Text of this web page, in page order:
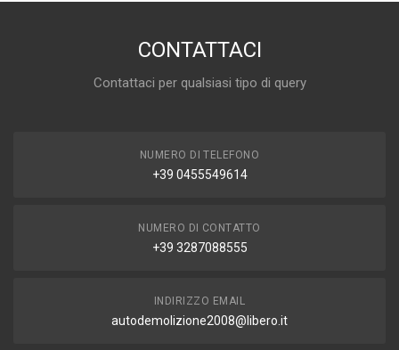
IN MAGAZZINO (1 DISPONIBILE/I)
FIAT Marea Weekend
CONTATTACI
Contattaci per qualsiasi tipo di query
NUMERO DI TELEFONO
+39 0455549614
NUMERO DI CONTATTO
+39 3287088555
INDIRIZZO EMAIL
autodemolizione2008@libero.it